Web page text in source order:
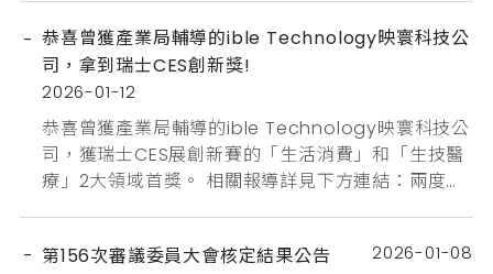
舞台。透過政策、人才、技術與企業力量的交匯，臺
北市打造一個讓創業者安心起步、快速成長並走向世
界的「創業家友善城市」，而AI正讓臺北站上全球創
新浪尖。臺北以AI重塑治理 帶...
恭喜曾獲產業局輔導的ible Technology映寰科技公
司，拿到瑞士CES創新獎!
2026-01-12
恭喜曾獲產業局輔導的ible Technology映寰科技公
司，獲瑞士CES展創新賽的「生活消費」和「生技醫
療」2大領域首獎。 相關報導詳見下方連結：兩度獲
第156次審議委員大會核定結果公告
2026-01-08